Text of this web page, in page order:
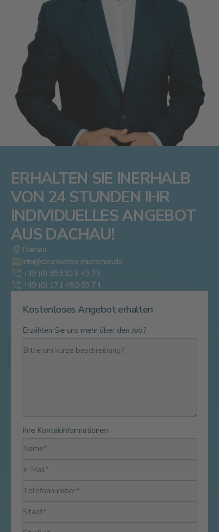
ERHALTEN SIE INERHALB
VON 24 STUNDEN IHR
INDIVIDUELLES ANGEBOT
AUS DACHAU!
Dachau
info@cleanworks-muenchen.de
+49 (0) 893 816 49 79
+49 (0) 171 480 59 74
Kostenloses Angebot erhalten
Erzählen Sie uns mehr über den Job?
Ihre Kontakinformationen